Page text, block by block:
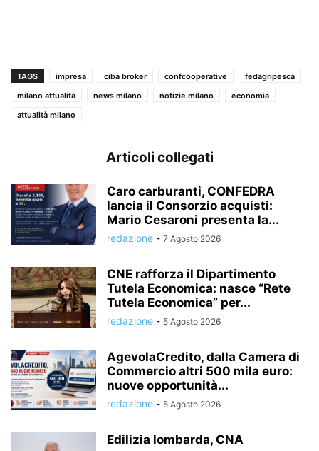
TAGS impresa ciba broker confcooperative
fedagripesca
milano attualità
news milano notizie milano
economia
attualità milano
Articoli collegati
Caro carburanti, CONFEDRA
lancia il Consorzio acquisti:
Mario Cesaroni presenta la...
redazione - 7 Agosto 2026
CNE rafforza il Dipartimento
Tutela Economica: nasce “Rete
Tutela Economica” per...
redazione - 5 Agosto 2026
AgevolaCredito, dalla Camera di
Commercio altri 500 mila euro:
nuove opportunità...
redazione - 5 Agosto 2026
Edilizia lombarda, CNA